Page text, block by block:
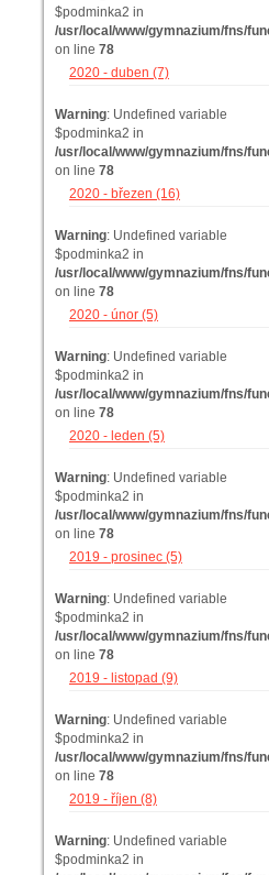
$podminka2 in
/usr/local/www/gymnazium/fns/
on line 78
2020 - duben (7)
Warning: Undefined variable
$podminka2 in
/usr/local/www/gymnazium/fns/
on line 78
2020 - březen (16)
Warning: Undefined variable
$podminka2 in
/usr/local/www/gymnazium/fns/
on line 78
2020 - únor (5)
Warning: Undefined variable
$podminka2 in
/usr/local/www/gymnazium/fns/
on line 78
2020 - leden (5)
Warning: Undefined variable
$podminka2 in
/usr/local/www/gymnazium/fns/
on line 78
2019 - prosinec (5)
Warning: Undefined variable
$podminka2 in
/usr/local/www/gymnazium/fns/
on line 78
2019 - listopad (9)
Warning: Undefined variable
$podminka2 in
/usr/local/www/gymnazium/fns/
on line 78
2019 - říjen (8)
Warning: Undefined variable
$podminka2 in